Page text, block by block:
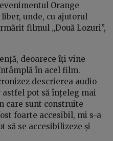
Orange
unde, cu ajutorul
filmul „Două Lozuri”,
deoarece îți vine
în acel film.
descrierea audio
pot să înțeleg mai
care sunt construite
foarte accesibil, mi s-a
să se accesibilizeze și